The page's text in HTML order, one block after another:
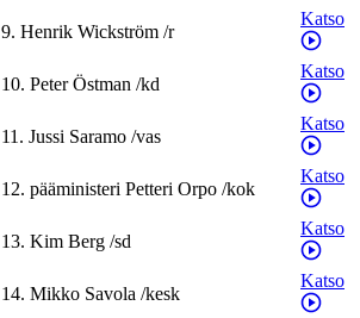
9. Henrik Wickström /r
Katso
10. Peter Östman /kd
Katso
11. Jussi Saramo /vas
Katso
12. pääministeri Petteri Orpo /kok
Katso
13. Kim Berg /sd
Katso
14. Mikko Savola /kesk
Katso